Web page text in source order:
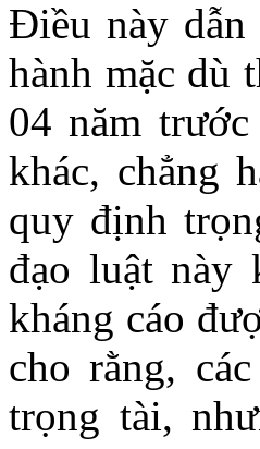
Điều này
hành mặc dù
04 năm
khác, chẳng
quy định
đạo luật này
kháng cáo
cho rằng,
trọng tài,